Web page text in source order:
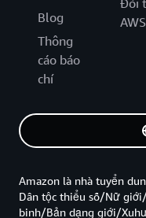
Blog
Thông
cáo báo
chí
Đối
AWS
Amazon là nhà tuyển
Dân tộc thiểu số/Nữ
binh/Bản dạng giới/